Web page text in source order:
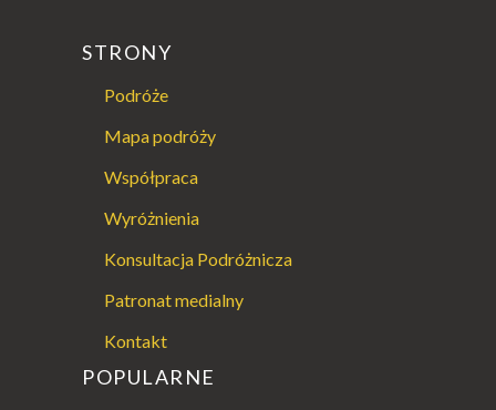
STRONY
Podróże
Mapa podróży
Współpraca
Wyróżnienia
Konsultacja Podróżnicza
Patronat medialny
Kontakt
POPULARNE